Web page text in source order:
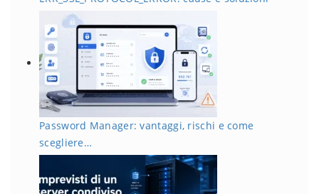
Password Manager: vantaggi, rischi e come
scegliere…